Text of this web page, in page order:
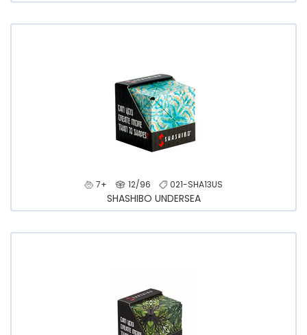
7+ 12/96 021-SHA13US
SHASHIBO UNDERSEA